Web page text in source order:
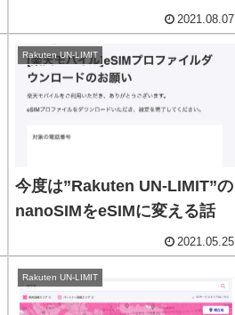
2021.08.07
Rakuten UN-LIMIT
今度は”Rakuten UN-LIMIT”の
nanoSIMをeSIMに変える話
2021.05.25
Rakuten UN-LIMIT